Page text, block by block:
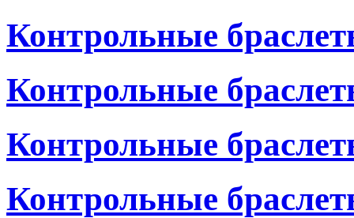
Контрольные
Контрольные
Контрольные
Контрольные